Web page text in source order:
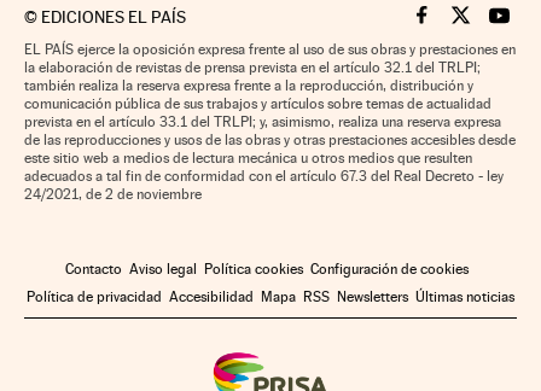
© EDICIONES EL PAÍS Cinco Días en
Cinco Días
Cinco
EL PAÍS ejerce la oposición expresa frente al uso de sus obras y prestaciones en
la elaboración de revistas de prensa prevista en el artículo 32.1 del TRLPI;
también realiza la reserva expresa frente a la reproducción, distribución y
comunicación pública de sus trabajos y artículos sobre temas de actualidad
prevista en el artículo 33.1 del TRLPI; y, asimismo, realiza una reserva expresa
de las reproducciones y usos de las obras y otras prestaciones accesibles desde
este sitio web a medios de lectura mecánica u otros medios que resulten
adecuados a tal fin de conformidad con el artículo 67.3 del Real Decreto - ley
24/2021, de 2 de noviembre
Contacto Aviso legal Política cookies Configuración de cookies
Política de privacidad Accesibilidad Mapa RSS Newsletters Últimas noticias